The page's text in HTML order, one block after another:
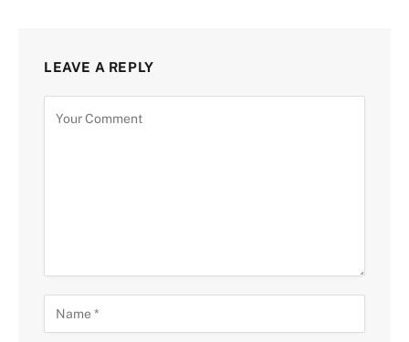
LEAVE A REPLY